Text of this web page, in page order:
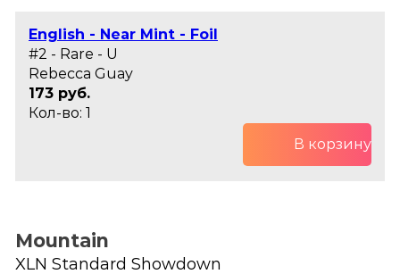
English - Near Mint - Foil
#2 - Rare - U
Rebecca Guay
173 руб.
Кол-во: 1
В корзину
Mountain
XLN Standard Showdown